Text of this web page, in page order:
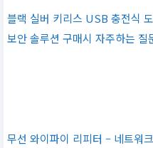
블랙 실버 키리스 USB 충전식
보안 솔루션 구매시 자주하는 질
무선 와이파이 리피터 – 네트워